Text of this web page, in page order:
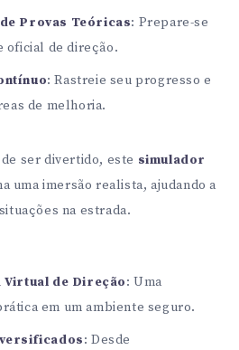
Provas Teóricas: Prepare-se
oficial de direção.
: Rastreie seu progresso e
de melhoria.
ser divertido, este simulador
uma imersão realista, ajudando a
na estrada.
Virtual de Direção: Uma
em um ambiente seguro.
: Desde